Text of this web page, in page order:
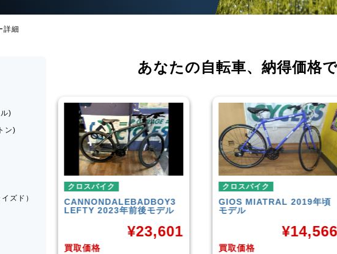
詳細
あなたの自転車、 納得価格
ル
クロスバイク
GIOSMIATRAL 2019年頃
モデル
買取価格
¥14,566
クロスバイク
TREKFX3 Disc 2019年頃
モデル
買取価格
¥
)
ン)
ズド）